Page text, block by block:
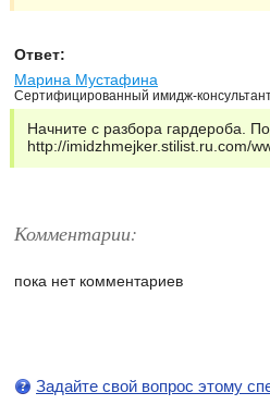
Ответ:
Марина Мустафина
Сертифицированный имидж-
Начните с разбора гардероба.
http://imidzhmejker.stilist.ru.com/
Комментарии:
пока нет комментариев
Задайте свой вопрос этому